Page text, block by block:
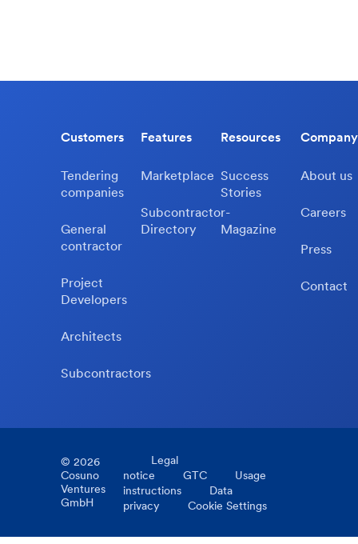
Customers
Tendering
companies
General
contractor
Project
Developers
Architects
Subcontractors
Features
Marketplace
Subcontractor-
Directory
Resources
Success
Stories
Magazine
Company
About us
Careers
Press
Contact
© 2026
Cosuno
Ventures
GmbH
Legal
notice
GTC
Usage
instructions
Data
privacy
Cookie Settings